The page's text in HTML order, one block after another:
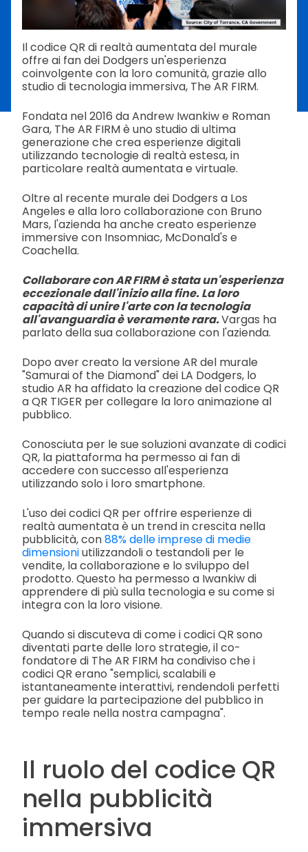
Il codice QR di realtà aumentata del murale
offre ai fan dei Dodgers un'esperienza
coinvolgente con la loro comunità, grazie allo
studio di tecnologia immersiva, The AR FIRM.
Fondata nel 2016 da Andrew Iwankiw e Roman
Gara, The AR FIRM è uno studio di ultima
generazione che crea esperienze digitali
utilizzando tecnologie di realtà estesa, in
particolare realtà aumentata e virtuale.
Oltre al recente murale dei Dodgers a Los
Angeles e alla loro collaborazione con Bruno
Mars, l'azienda ha anche creato esperienze
immersive con Insomniac, McDonald's e
Coachella.
Collaborare con AR FIRM è stata un'esperienza
eccezionale dall'inizio alla fine. La loro
capacità di unire l'arte con la tecnologia
all'avanguardia è veramente rara.Vargas ha
parlato della sua collaborazione con l'azienda.
Dopo aver creato la versione AR del murale
"Samurai of the Diamond" dei LA Dodgers, lo
studio AR ha affidato la creazione del codice QR
a QR TIGER per collegare la loro animazione al
pubblico.
Conosciuta per le sue soluzioni avanzate di codici
QR, la piattaforma ha permesso ai fan di
accedere con successo all'esperienza
utilizzando solo i loro smartphone.
L'uso dei codici QR per offrire esperienze di
realtà aumentata è un trend in crescita nella
pubblicità, con88% delle imprese di medie
dimensioniutilizzandoli o testandoli per le
vendite, la collaborazione e lo sviluppo del
prodotto. Questo ha permesso a Iwankiw di
apprendere di più sulla tecnologia e su come si
integra con la loro visione.
Quando si discuteva di come i codici QR sono
diventati parte delle loro strategie, il co-
fondatore di The AR FIRM ha condiviso che i
codici QR erano "semplici, scalabili e
istantaneamente interattivi, rendendoli perfetti
per guidare la partecipazione del pubblico in
tempo reale nella nostra campagna".
Il ruolo del codice QR
nella pubblicità
immersiva